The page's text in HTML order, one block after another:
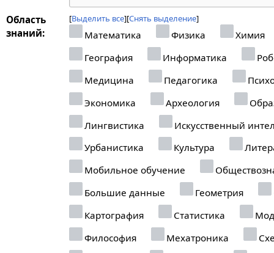
Область
знаний:
Выделить все Снять выделение
Математика Физика
Химия
География
Информатика
Медицина
Педагогика
Экономика
Археология
Лингвистика
Искусственный
Урбанистика
Культура
Мобильное обучение
Большие данные
Геометрия
Картография
Статистика
Философия
Мехатроника